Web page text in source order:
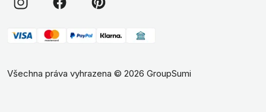
Všechna práva vyhrazena © 2026 GroupSumi